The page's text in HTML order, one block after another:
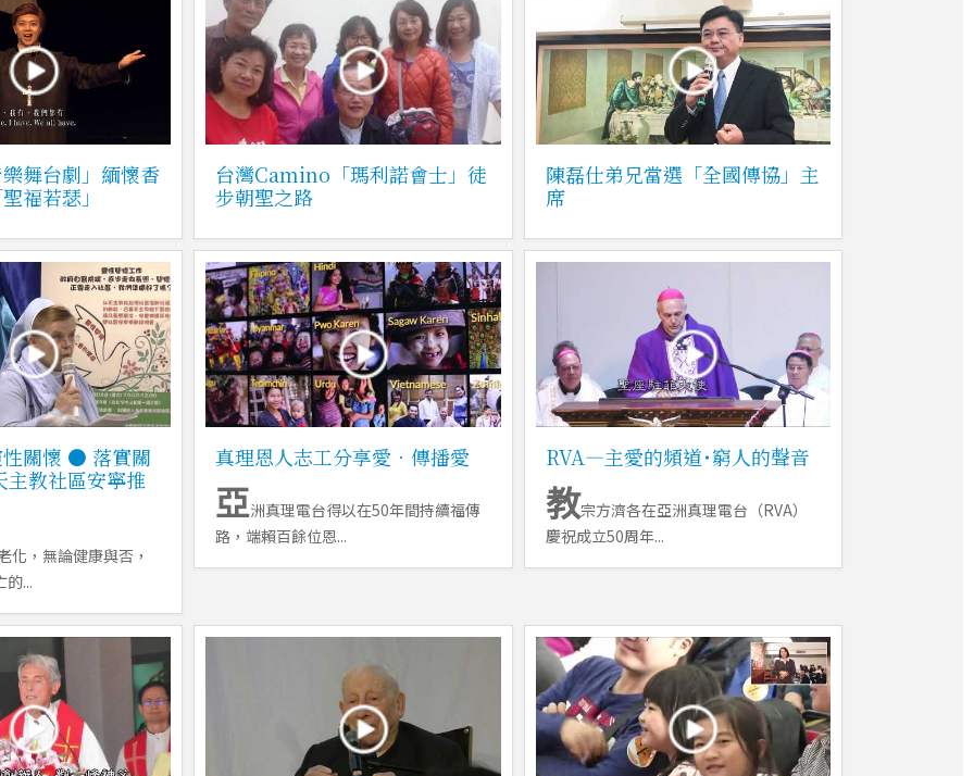
舞台劇」緬懷香
福若瑟」
台灣Camino「瑪利諾會士」徒
步朝聖之路
陳磊仕弟兄當選「全國傳協」主
席
關懷 ● 落實關
教社區安寧推
化，無論健康與否，
的...
真理恩人志工分享愛．傳播愛
亞洲真理電台得以在50年間持續福傳
路，端賴百餘位恩...
RVA―主愛的頻道˙窮人的聲音
教宗方濟各在亞洲真理電台（RVA）
慶祝成立50周年...